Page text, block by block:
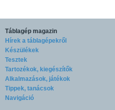
Táblagép magazin
Hírek a táblagépekről
Készülékek
Tesztek
Tartozékok, kiegészítők
Alkalmazások, játékok
Tippek, tanácsok
Navigáció